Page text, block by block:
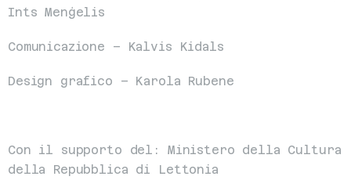
Ints Menģelis
Comunicazione – Kalvis Kidals
Design grafico – Karola Rubene
Con il supporto del: Ministero della Cultura
della Repubblica di Lettonia